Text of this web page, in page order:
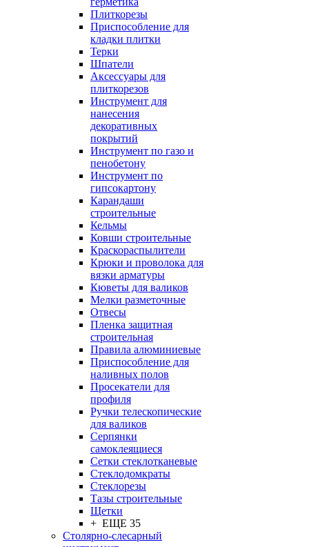
Плиткорезы
Приспособление для
кладки плитки
Терки
Шпатели
Аксессуары для
плиткорезов
Инструмент для
нанесения
декоративных
покрытий
Инструмент по газо и
пенобетону
Инструмент по
гипсокартону
Карандаши
строительные
Кельмы
Ковши строительные
Краскораспылители
Крюки и проволока для
вязки арматуры
Кюветы для валиков
Мелки разметочные
Отвесы
Пленка защитная
строительная
Правила алюминиевые
Приспособление для
наливных полов
Просекатели для
профиля
Ручки телескопические
для валиков
Серпянки
самоклеящиеся
Сетки стеклотканевые
Стеклодомкраты
Стеклорезы
Тазы строительные
Щетки
+ ЕЩЕ 35
Столярно-слесарный